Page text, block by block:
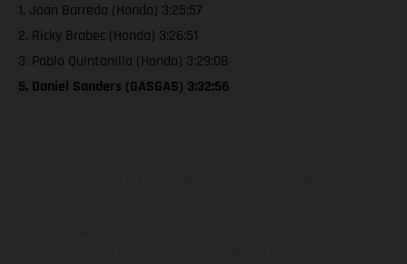
1. Joan Barreda (Honda) 3:25:57
2. Ricky Brabec (Honda) 3:26:51
3. Pablo Quintanilla (Honda) 3:29:08
5. Daniel Sanders (GASGAS) 3:32:56